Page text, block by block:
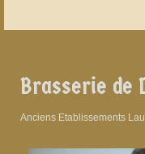
Brasserie de
Anciens Etablissements